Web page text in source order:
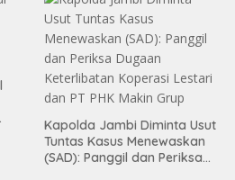
Kapolda Jambi Diminta Usut
Tuntas Kasus Menewaskan
(SAD): Panggil dan Periksa